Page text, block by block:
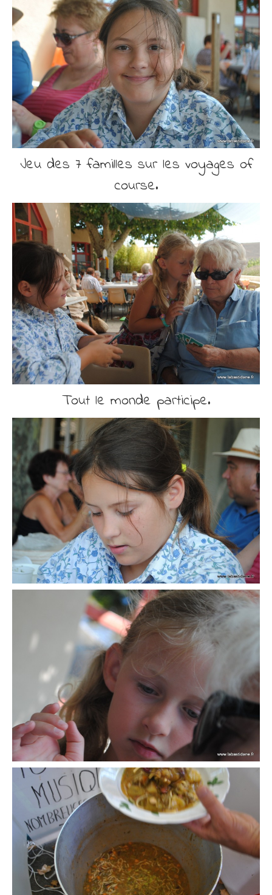
Jeu des 7 familles sur les voyages of
course.
Tout le monde participe.